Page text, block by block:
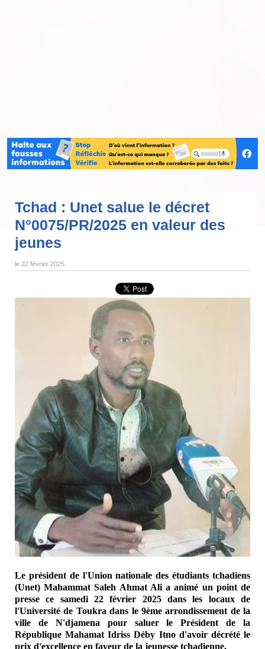
Tchad : Unet salue le décret
N°0075/PR/2025 en valeur des
jeunes
le 22 février 2025
Le président de l'Union nationale des étudiants tchadiens
(Unet) Mahammat Saleh Ahmat Ali a animé un point de
presse ce samedi 22 février 2025 dans les locaux de
l'Université de Toukra dans le 9ème arrondissement de la
ville de N'djamena pour saluer le Président de la
République Mahamat Idriss Déby Itno d'avoir décrété le
prix d'excellence en faveur de la jeunesse tchadienne.